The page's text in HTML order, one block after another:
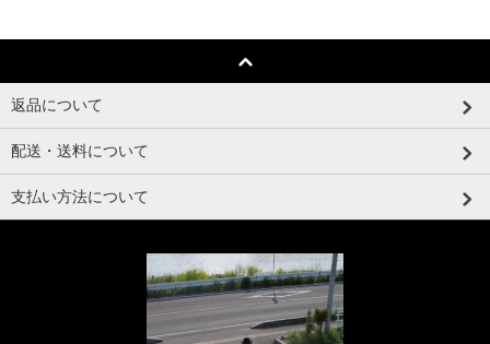
返品について
配送・送料について
支払い方法について